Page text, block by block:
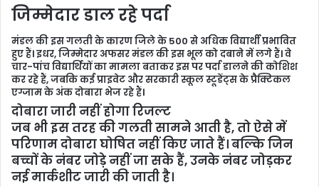
जिम्मेदार डाल रहे पर्दा
मंडल की इस गलती के कारण जिले के 500 से अधिक विद्यार्थी प्रभावित
हुए हैं। इधर, जिम्मेदार अफसर मंडल की इस भूल को दबाने में लगे हैं। वे
चार-पांच विद्यार्थियों का मामला बताकर इस पर पर्दा डालने की कोशिश
कर रहे हैं, जबकि कई प्राइवेट और सरकारी स्कूल स्टूडेंट्स के प्रैक्टिकल
एग्जाम के अंक दोबारा भेज रहे हैं।
दोबारा जारी नहीं होगा रिजल्ट
जब भी इस तरह की गलती सामने आती है, तो ऐसे में
परिणाम दोबारा घोषित नहीं किए जाते हैं। बल्कि जिन
बच्चों के नंबर जोड़े नहीं जा सके हैं, उनके नंबर जोड़कर
नई मार्कशीट जारी की जाती है।